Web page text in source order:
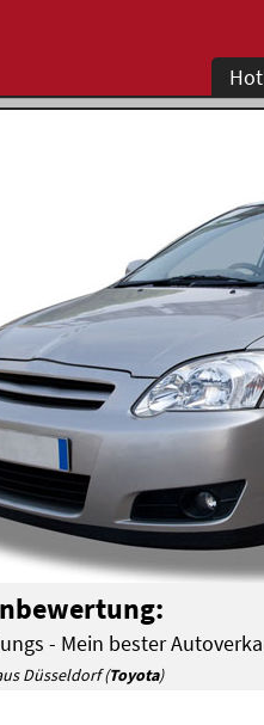
- Mein bester
Düsseldorf (Toyota)